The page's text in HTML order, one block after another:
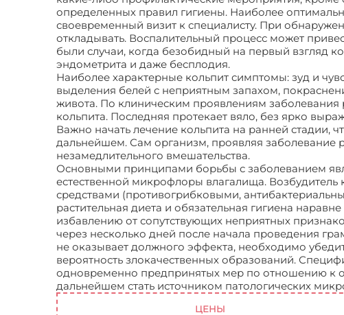
определенных правил гигиены. Наиболее
своевременный визит к специалисту. При
откладывать. Воспалительный процесс может
были случаи, когда безобидный на первый взгляд
эндометрита и даже бесплодия.
Наиболее характерные кольпит симптомы: зуд и
выделения белей с неприятным запахом,
живота. По клиническим проявлениям
кольпита. Последняя протекает вяло, без ярко
Важно начать лечение кольпита на ранней стадии,
дальнейшем. Сам организм, проявляя
незамедлительного вмешательства.
Основными принципами борьбы с заболеванием
естественной микрофлоры влагалища.
средствами (противогрибковыми,
растительная диета и обязательная гигиена
избавлению от сопутствующих неприятных
через несколько дней после начала проведения
не оказывает должного эффекта, необходимо
вероятность злокачественных образований.
одновременно предпринятых мер по отношению к
дальнейшем стать источником патологических
ЦЕНЫ